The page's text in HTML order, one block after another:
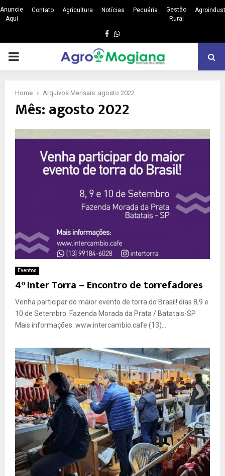
Anuncie
Aqui
Contato Agricultura Notícias Pecuária
Gestão
Rural
Facebook
Whatsapp
PRIMARY
Home Arquivos Mensais: agosto 2022
Mês: agosto 2022
Eventos
4° Inter Torra – Encontro de torrefadores
Venha participar do maior evento de torra do Brasil! dias 8,9 e
10 de Setembro. Fazenda Morada da Prata / Batatais-SP
Mais informações: www.intercambio.cafe (13)...